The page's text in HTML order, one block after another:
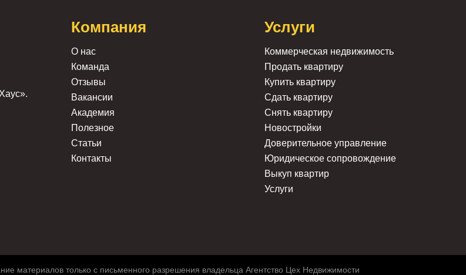
Компания
О нас
Команда
Отзывы
Вакансии
Академия
Полезное
Статьи
Контакты
Услуги
Коммерческая недвижимость
Продать квартиру
Купить квартиру
Сдать квартиру
Снять квартиру
Новостройки
Доверительное управление
Юридическое сопровождение
Выкуп квартир
Услуги
материалов только с письменного разрешения владельца Агентство Цех Недвижимости